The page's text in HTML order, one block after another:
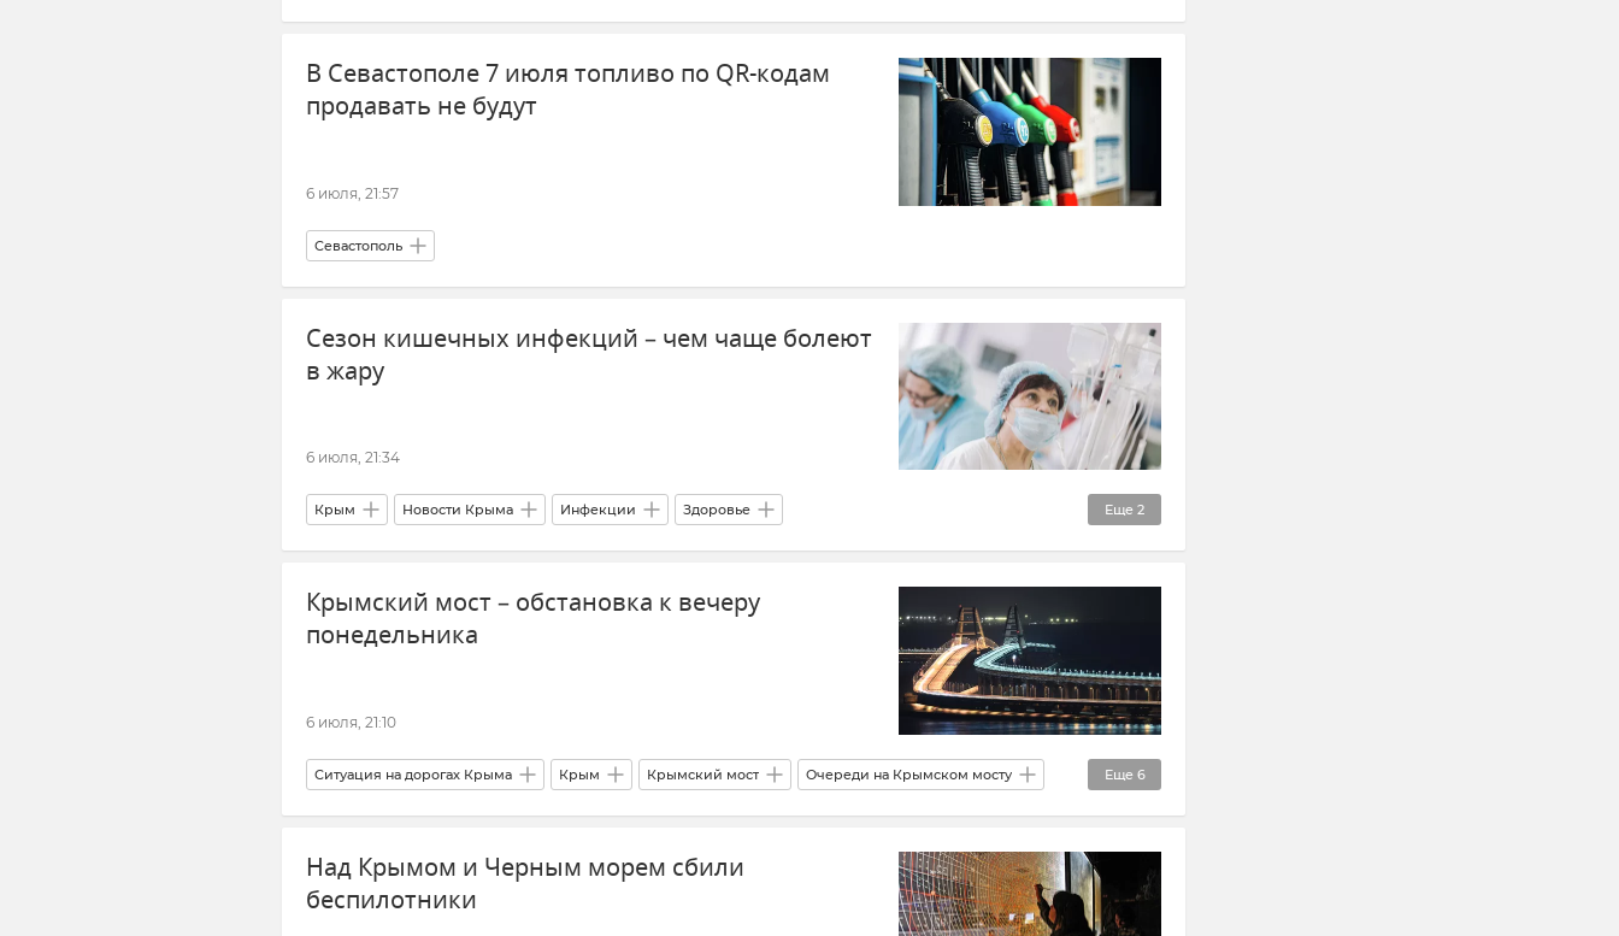
В Севастополе 7 июля топливо по QR-кодам
продавать не будут
6 июля, 21:57
Севастополь
Сезон кишечных инфекций – чем чаще болеют
в жару
6 июля, 21:34
Еще 2
Крым Новости Крыма Инфекции Здоровье
Здравоохранение в Крыму и Севастополе Здравоохранение в России
Крымский мост – обстановка к вечеру
понедельника
6 июля, 21:10
Еще 6
Ситуация на дорогах Крыма Крым Крымский мост Очереди на Крымском мосту
Транспорт Логистика Керчь Тамань Новости Новости Крыма
Над Крымом и Черным морем сбили
беспилотники